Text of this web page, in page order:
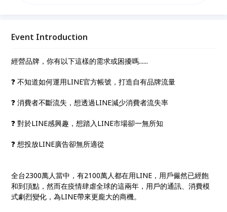
Event Introduction
經營品牌，你有以下這樣的需求或困擾嗎......
❓ 不知道如何運用LINE官方帳號，打造自有品牌流量
❓ 消費者不斷流失，想透過LINE減少消費者流失率
❓ 對於LINE感興趣，想踏入LINE市場卻一無所知
❓ 想投放LINE廣告卻無所適從
全台2300萬人當中，有2100萬人都在用LINE，用戶儼然已經飽
和到頂點，然而在疫情肆虐全球的這兩年，用戶的通訊、消費模
式劇烈變化，為LINE帶來更龐大的商機。